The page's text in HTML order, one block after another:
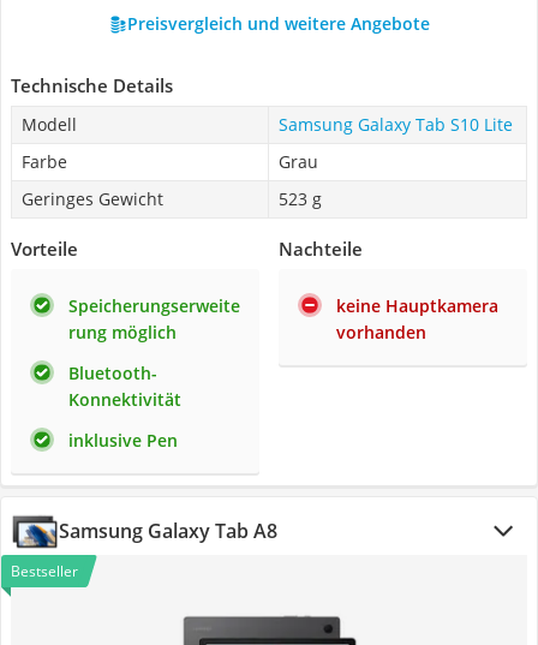
Preisvergleich und weitere Angebote
Technische Details
Modell
Samsung Galaxy Tab S10 Lite
Farbe
Grau
Geringes Gewicht
523 g
Vorteile
Speicherungserweite
rung möglich
Bluetooth-
Konnektivität
inklusive Pen
Nachteile
keine Hauptkamera
vorhanden
Samsung Galaxy Tab A8
Bestseller